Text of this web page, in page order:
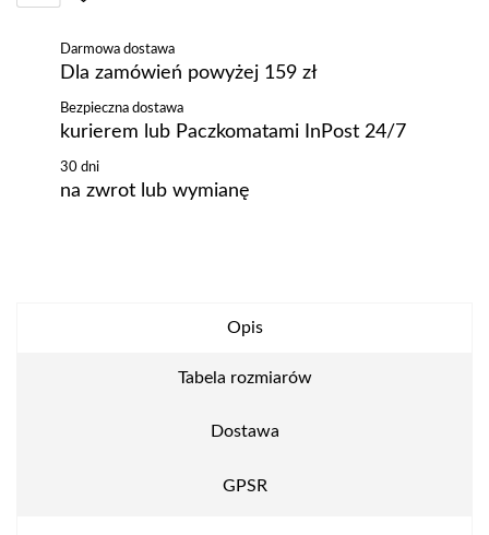
Darmowa dostawa
Dla zamówień powyżej 159 zł
Bezpieczna dostawa
kurierem lub Paczkomatami InPost 24/7
30 dni
na zwrot lub wymianę
Opis
Tabela rozmiarów
Dostawa
GPSR